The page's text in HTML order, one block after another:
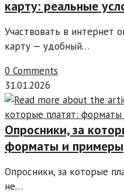
карту: реальные
Участвовать в интернет
карту — удобный…
0 Comments
31.01.2026
Опросники, за
форматы и примеры
Опросники, за которые
не…